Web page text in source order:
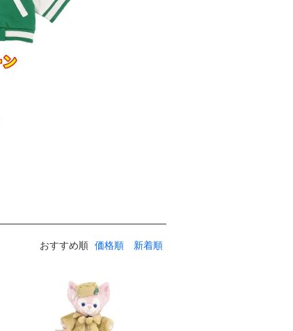
おすすめ順 価格順 新着順